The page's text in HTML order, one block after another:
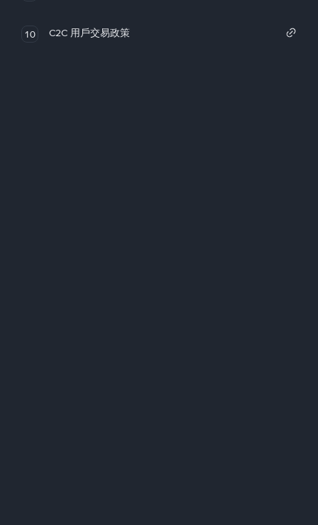
10 C2C 用戶交易政策